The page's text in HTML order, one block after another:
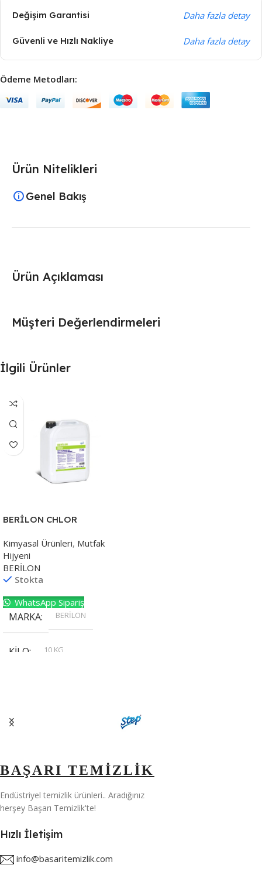
Değişim Garantisi Daha fazla detay
Güvenli ve Hızlı Nakliye Daha fazla detay
Ödeme Metodları:
Ürün Açıklaması
Ürün Nitelikleri
Genel Bakış
Müşteri Değerlendirmeleri
İlgili Ürünler
BERİLON CHLOR
Kimyasal Ürünleri, Mutfak
Hijyeni
BERİLON
Stokta
WhatsApp Sipariş
MARKA BERİLON
KILO
10 KG
BAŞARI TEMİZLİK
Endüstriyel temizlik ürünleri.. Aradığınız
herşey Başarı Temizlik'te!
Hızlı İletişim
info@basaritemizlik.com